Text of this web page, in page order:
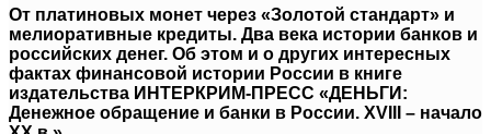
России.
XVIII
–
начало
XX
в.»
От платиновых монет через «Золотой стандарт» и
мелиоративные кредиты. Два века истории банков и
российских денег. Об этом и о других интересных
фактах финансовой истории России в книге
издательства ИНТЕРКРИМ-ПРЕСС «ДЕНЬГИ:
Денежное обращение и банки в России. XVIII – начало